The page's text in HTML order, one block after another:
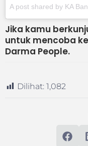
Jika kamu
untuk mencoba
Darma People.
Dilihat: 1,082